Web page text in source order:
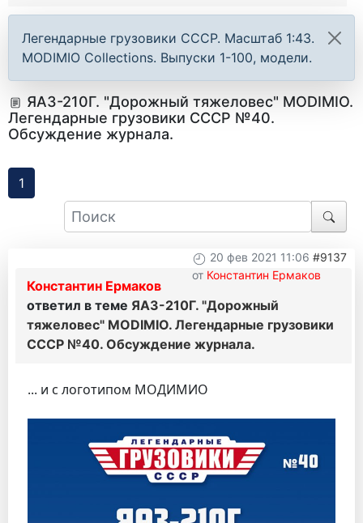
Легендарные грузовики СССР. Масштаб 1:43.
MODIMIO Collections. Выпуски 1-100, модели.
ЯАЗ-210Г. "Дорожный тяжеловес" MODIMIO.
Легендарные грузовики СССР №40.
Обсуждение журнала.
1
20 фев 2021 11:06 #9137
от Константин Ермаков
Константин Ермаков
ответил в теме ЯАЗ-210Г. "Дорожный
тяжеловес" MODIMIO. Легендарные грузовики
СССР №40. Обсуждение журнала.
... и с логотипом МОДИМИО